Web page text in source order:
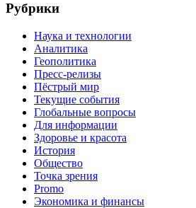
Рубрики
Наука и технологии
Аналитика
Геополитика
Пресс-релизы
Пёстрый мир
Текущие события
Глобальные вопросы
Для информации
Здоровье и красота
История
Общество
Точка зрения
Promo
Экономика и финансы